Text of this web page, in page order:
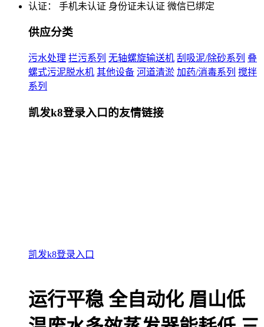
认证：
手机未认证 身份证未认证 微信已绑定
供应分类
污水处理 拦污系列 无轴螺旋输送机 刮吸泥/除砂系列 叠
螺式污泥脱水机 其他设备 河道清淤 加药/消毒系列 搅拌
系列
凯发k8登录入口的友情链接
凯发k8登录入口
运行平稳 全自动化 眉山低